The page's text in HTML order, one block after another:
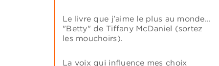
Le livre que j'aime le plus au monde...
"Betty" de Tiffany McDaniel (sortez
les mouchoirs).
La voix qui influence mes choix